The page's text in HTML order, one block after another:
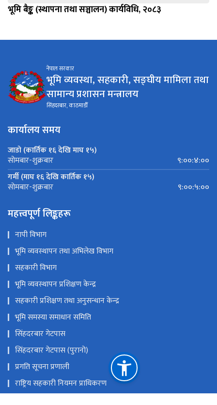
भूमि बैङ्क (स्थापना तथा सञ्चालन) कार्यविधि, २०८३
नेपाल सरकार
भूमि व्यवस्था, सहकारी, सङ्घीय मामिला तथा
सामान्य प्रशासन मन्त्रालय
सिंहदरबार, काठमाडौँ
कार्यालय समय
जाडो (कार्तिक १६ देखि माघ १५)
सोमबार-शुक्रबार
९:००:४:००
गर्मी (माघ १६ देखि कार्तिक १५)
सोमबार-शुक्रबार ९:००:५:००
महत्त्वपूर्ण लिङ्कहरू
नापी विभाग
भूमि व्यवस्थापन तथा अभिलेख विभाग
सहकारी विभाग
भूमि व्यवस्थापन प्रशिक्षण केन्द्र
सहकारी प्रशिक्षण तथा अनुसन्धान केन्द्र
भूमि समस्या समाधान समिति
सिंहदरबार गेटपास
सिंहदरबार गेटपास (पुरानो)
प्रगति सूचना प्रणाली
राष्ट्रिय सहकारी नियमन प्राधिकरण